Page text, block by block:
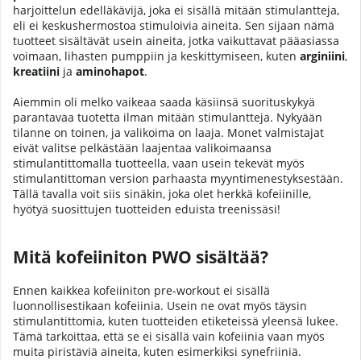
harjoittelun edelläkävijä, joka ei sisällä mitään stimulantteja,
eli ei keskushermostoa stimuloivia aineita. Sen sijaan nämä
tuotteet sisältävät usein aineita, jotka vaikuttavat pääasiassa
voimaan, lihasten pumppiin ja keskittymiseen, kuten arginiini,
kreatiini ja aminohapot.
Aiemmin oli melko vaikeaa saada käsiinsä suorituskykyä
parantavaa tuotetta ilman mitään stimulantteja. Nykyään
tilanne on toinen, ja valikoima on laaja. Monet valmistajat
eivät valitse pelkästään laajentaa valikoimaansa
stimulantittomalla tuotteella, vaan usein tekevät myös
stimulantittoman version parhaasta myyntimenestyksestään.
Tällä tavalla voit siis sinäkin, joka olet herkkä kofeiinille,
hyötyä suosittujen tuotteiden eduista treenissäsi!
Mitä kofeiiniton PWO sisältää?
Ennen kaikkea kofeiiniton pre-workout ei sisällä
luonnollisestikaan kofeiinia. Usein ne ovat myös täysin
stimulantittomia, kuten tuotteiden etiketeissä yleensä lukee.
Tämä tarkoittaa, että se ei sisällä vain kofeiinia vaan myös
muita piristäviä aineita, kuten esimerkiksi synefriiniä.